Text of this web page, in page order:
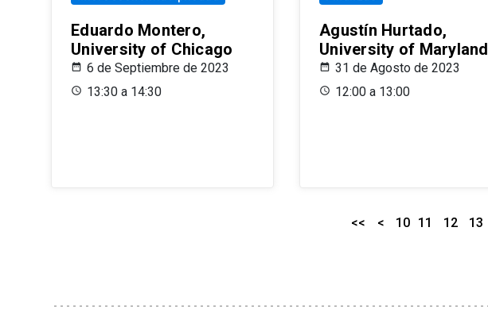
Eduardo Montero,
University of Chicago
6 de Septiembre de 2023
13:30 a 14:30
Agustín Hurtado,
University of Maryland
31 de Agosto de 2023
12:00 a 13:00
<< < 10 11 12 13